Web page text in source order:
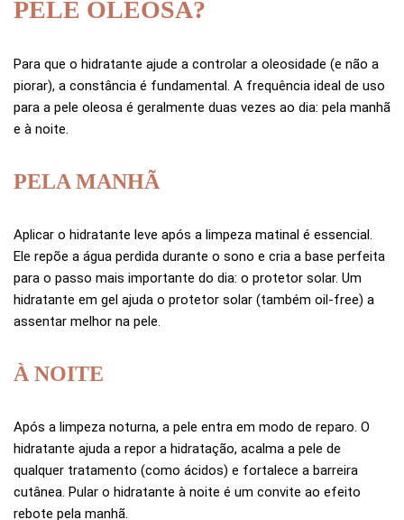
PELE OLEOSA?
Para que o hidratante ajude a controlar a oleosidade (e não a
piorar), a constância é fundamental. A frequência ideal de uso
para a pele oleosa é geralmente duas vezes ao dia: pela manhã
e à noite.
PELA MANHÃ
Aplicar o hidratante leve após a limpeza matinal é essencial.
Ele repõe a água perdida durante o sono e cria a base perfeita
para o passo mais importante do dia: o protetor solar. Um
hidratante em gel ajuda o protetor solar (também oil-free) a
assentar melhor na pele.
À NOITE
Após a limpeza noturna, a pele entra em modo de reparo. O
hidratante ajuda a repor a hidratação, acalma a pele de
qualquer tratamento (como ácidos) e fortalece a barreira
cutânea. Pular o hidratante à noite é um convite ao efeito
rebote pela manhã.